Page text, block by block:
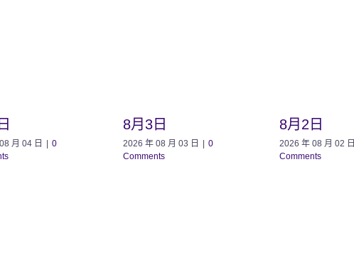
月 04 日
0
8月3日
2026 年 08 月 03 日
0
Comments
8月2日
2026 年 08 月 02 日
Comments